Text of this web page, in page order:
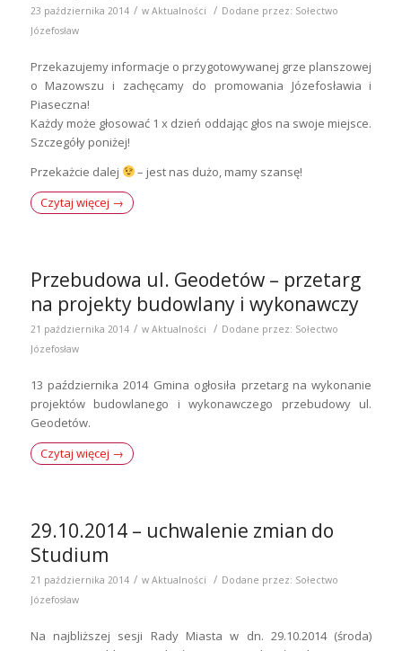
23 października 2014 / w Aktualności / Dodane przez: Sołectwo
Józefosław
Przekazujemy informacje o przygotowywanej grze planszowej
o Mazowszu i zachęcamy do promowania Józefosławia i
Piaseczna!
Każdy może głosować 1 x dzień oddając głos na swoje miejsce.
Szczegóły poniżej!
Przekażcie dalej
– jest nas dużo, mamy szansę!
Czytaj więcej →
Przebudowa ul. Geodetów – przetarg
na projekty budowlany i wykonawczy
21 października 2014 / w Aktualności / Dodane przez: Sołectwo
Józefosław
13 października 2014 Gmina ogłosiła przetarg na wykonanie
projektów budowlanego i wykonawczego przebudowy ul.
Geodetów.
Czytaj więcej →
29.10.2014 – uchwalenie zmian do
Studium
21 października 2014 / w Aktualności / Dodane przez: Sołectwo
Józefosław
Na najbliższej sesji Rady Miasta w dn. 29.10.2014 (środa)